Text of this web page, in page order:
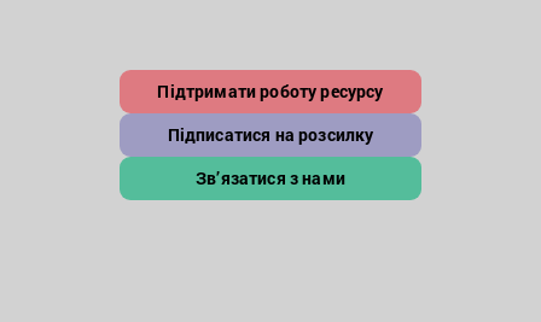
Підтримати роботу ресурсу
Підписатися на розсилку
Зв’язатися з нами